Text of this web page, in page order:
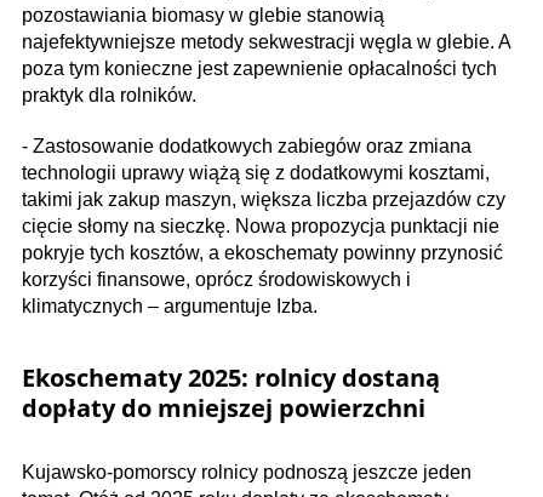
pozostawiania biomasy w glebie stanowią
najefektywniejsze metody sekwestracji węgla w glebie. A
poza tym konieczne jest zapewnienie opłacalności tych
praktyk dla rolników.
- Zastosowanie dodatkowych zabiegów oraz zmiana
technologii uprawy wiążą się z dodatkowymi kosztami,
takimi jak zakup maszyn, większa liczba przejazdów czy
cięcie słomy na sieczkę. Nowa propozycja punktacji nie
pokryje tych kosztów, a ekoschematy powinny przynosić
korzyści finansowe, oprócz środowiskowych i
klimatycznych – argumentuje Izba.
Ekoschematy 2025: rolnicy dostaną
dopłaty do mniejszej powierzchni
Kujawsko-pomorscy rolnicy podnoszą jeszcze jeden